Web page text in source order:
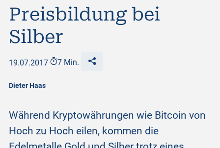
Preisbildung bei
Silber
19.07.2017 7 Min.
Dieter Haas
Während Kryptowährungen wie Bitcoin von
Hoch zu Hoch eilen, kommen die